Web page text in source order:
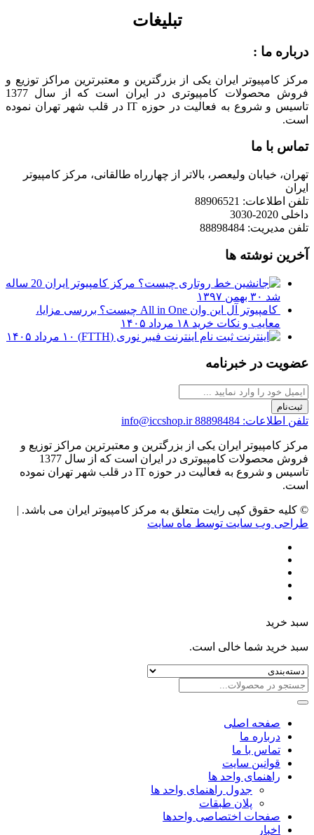
تبلیغات
درباره ما :
مرکز کامپیوتر ایران یکی از بزرگترین و معتبرترین مراکز توزیع و
فروش محصولات کامپیوتری در ایران است که از سال 1377
تاسیس و شروع به فعالیت در حوزه IT در قلب شهر تهران نموده
است.
تماس با ما
تهران، خیابان ولیعصر، بالاتر از چهارراه طالقانی، مرکز کامپیوتر
ایران
تلفن اطلاعات: 88906521
داخلی 2020-3030
تلفن مدیریت: 88898484
آخرین نوشته ها
مرکز کامپیوتر ایران 20 ساله
شد ۳۰ بهمن ۱۳۹۷
کامپیوتر آل این وان All in One چیست؟ بررسی مزایا،
معایب و نکات خرید ۱۸ مرداد ۱۴۰۵
ثبت نام اینترنت فیبر نوری (FTTH)
۱۰ مرداد ۱۴۰۵
عضویت در خبرنامه
ثبت‌نام
تلفن اطلاعات: 88898484 info@iccshop.ir
مرکز کامپیوتر ایران یکی از بزرگترین و معتبرترین مراکز توزیع و
فروش محصولات کامپیوتری در ایران است که از سال 1377
تاسیس و شروع به فعالیت در حوزه IT در قلب شهر تهران نموده
است.
© کلیه حقوق کپی رایت متعلق به مرکز کامپیوتر ایران می باشد. |
طراحی وب سایت توسط ماه سایت
سبد خرید
سبد خرید شما خالی است.
صفحه اصلی
درباره ما
تماس با ما
قوانین سایت
راهنمای واحد ها
جدول راهنمای واحد ها
پلان طبقات
صفحات اختصاصی واحدها
اخبار